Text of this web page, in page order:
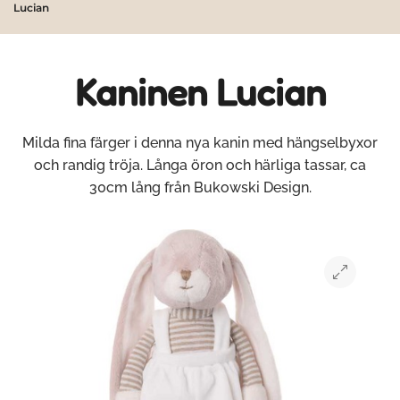
Lucian
Kaninen Lucian
Milda fina färger i denna nya kanin med hängselbyxor
och randig tröja. Långa öron och härliga tassar, ca
30cm lång från Bukowski Design.